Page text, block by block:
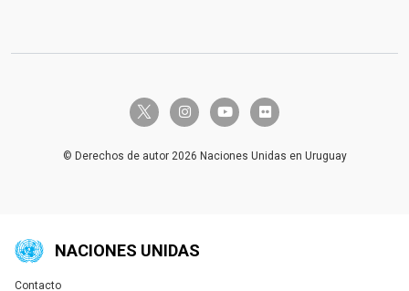
twitter-x instagramyoutube flickr
© Derechos de autor 2026 Naciones Unidas en Uruguay
NACIONES UNIDAS
Contacto